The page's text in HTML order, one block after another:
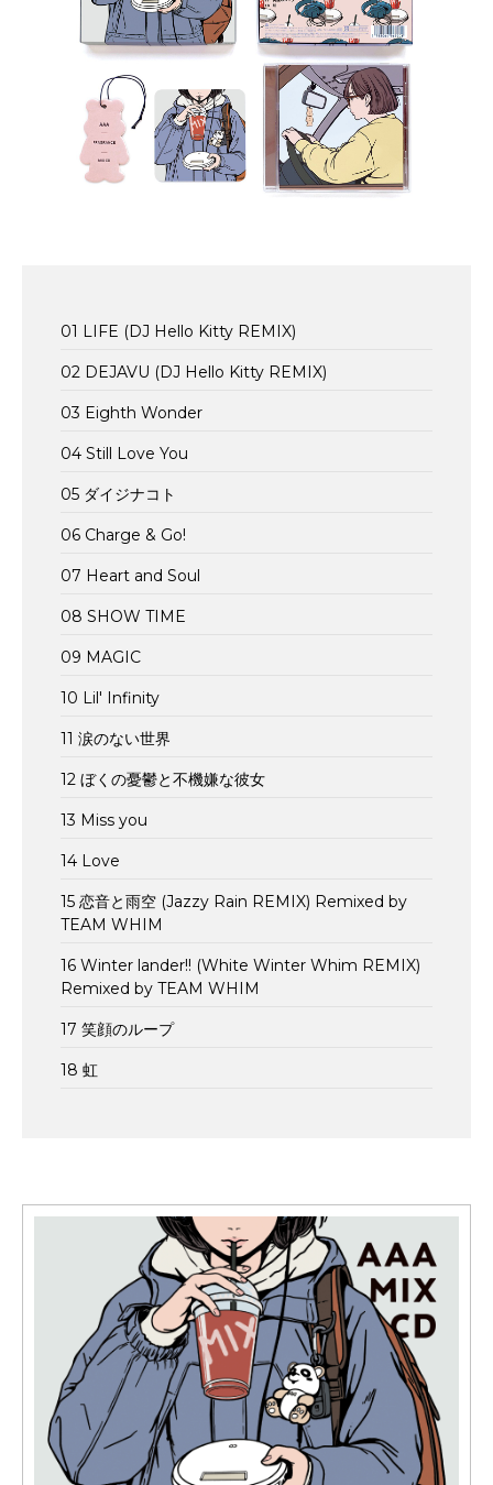
01 LIFE (DJ Hello Kitty REMIX)
02 DEJAVU (DJ Hello Kitty REMIX)
03 Eighth Wonder
04 Still Love You
05 ダイジナコト
06 Charge & Go!
07 Heart and Soul
08 SHOW TIME
09 MAGIC
10 Lil' Infinity
11 涙のない世界
12 ぼくの憂鬱と不機嫌な彼女
13 Miss you
14 Love
15 恋音と雨空 (Jazzy Rain REMIX) Remixed by
TEAM WHIM
16 Winter lander!! (White Winter Whim REMIX)
Remixed by TEAM WHIM
17 笑顔のループ
18 虹